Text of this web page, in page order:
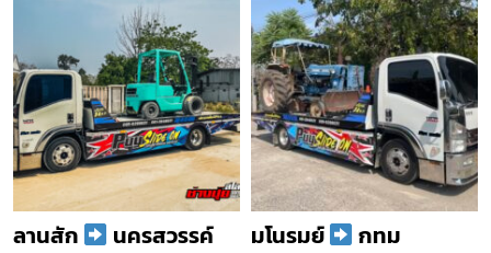
ลานสัก นครสวรรค์ มโนรมย์ กทม